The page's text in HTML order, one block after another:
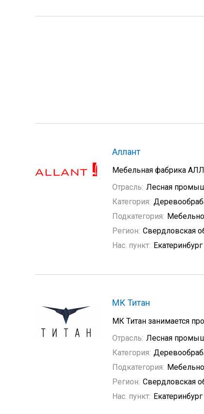
Аллант
Мебельная фабрика
Отрасль: Лесная
Категория:
Подкатегория:
Регион: Свердловская
Нас. пункт: Екатеринбург
МК Титан
МК Титан занимается
Отрасль: Лесная
Категория:
Подкатегория:
Регион: Свердловская
Нас. пункт: Екатеринбург